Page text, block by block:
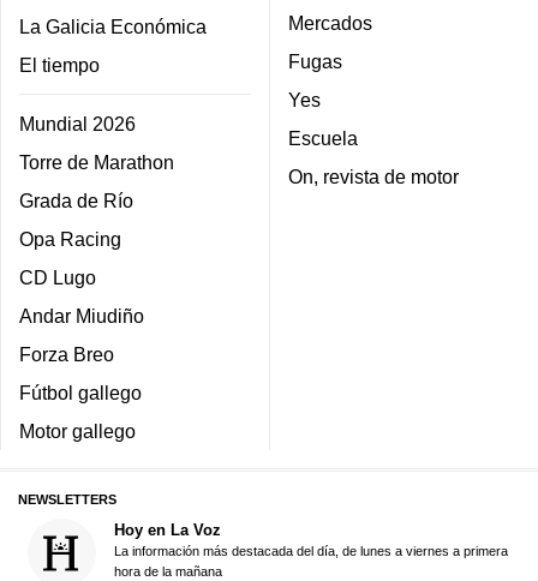
La Galicia Económica
El tiempo
Mundial 2026
Torre de Marathon
Grada de Río
Opa Racing
CD Lugo
Andar Miudiño
Forza Breo
Fútbol gallego
Motor gallego
Mercados
Fugas
Yes
Escuela
On, revista de motor
NEWSLETTERS
Hoy en La Voz
La información más destacada del día, de lunes a viernes a primera
hora de la mañana